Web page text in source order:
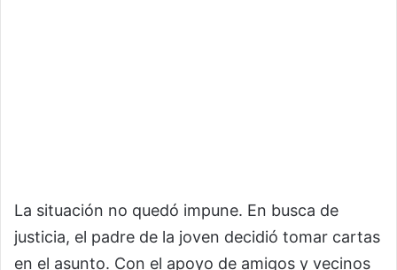
La situación no quedó impune. En busca de
justicia, el padre de la joven decidió tomar cartas
en el asunto. Con el apoyo de amigos y vecinos